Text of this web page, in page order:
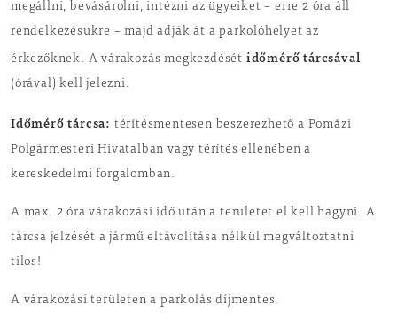
megállni, bevásárolni, intézni az ügyeiket – erre 2 óra áll
rendelkezésükre – majd adják át a parkolóhelyet az
érkezőknek. A várakozás megkezdését időmérő tárcsával
(órával) kell jelezni.
Időmérő tárcsa: térítésmentesen beszerezhető a Pomázi
Polgármesteri Hivatalban vagy térítés ellenében a
kereskedelmi forgalomban.
A max. 2 óra várakozási idő után a területet el kell hagyni. A
tárcsa jelzését a jármű eltávolítása nélkül megváltoztatni
tilos!
A várakozási területen a parkolás díjmentes.